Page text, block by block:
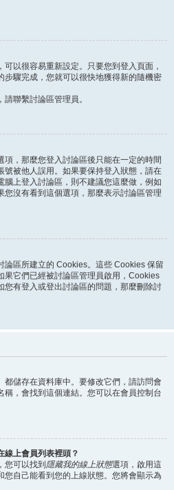
以很容易重新設定。只要您到登入頁面，
步驟完成，您就可以很快地獲得新的隨機密
聯繫討論區管理員。
項，那麼您登入討論區後只能在一定的時間
號被他人誤用。如果要保持登入狀態，請在
腦上登入討論區，則不建議您這麼做，例如
沒有看到這個選項，那麼表示討論區管理
論區所建立的 Cookies。這些 Cookies 保留
果它們已經被討論區管理員啟用，Cookies
您有登入或登出討論區的問題，那麼刪除討
儲存在資料庫中。要修改它們，請訪問會
稱，會找到這個連結。您可以在會員控制台
線上會員列表裡頭？
您可以找到 隱藏我的線上狀態選項，啟用這
自己能看到您的上線狀態。您將會顯示為